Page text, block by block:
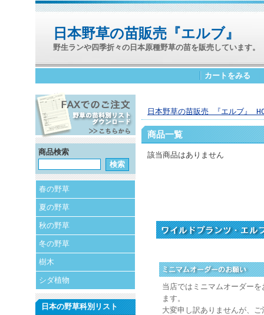
日本野草の苗販売『エルブ』
野生ランや四季折々の日本原種野草の苗を販売しています。
カートをみる
商品検索
春の野草
夏の野草
秋の野草
冬の野草
樹木
シダ植物
日本の野草科別リスト
日本野草の苗販売 『エルブ』
商品一覧
該当商品はありません
当店ではミニマムオーダー
ます。
大変申し訳ありませんが、